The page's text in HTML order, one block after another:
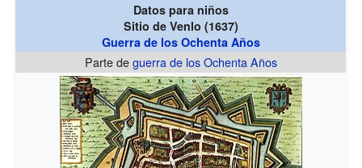
Datos para niños
Sitio de Venlo (1637)
Guerra de los Ochenta Años
Parte deguerra de los Ochenta Años